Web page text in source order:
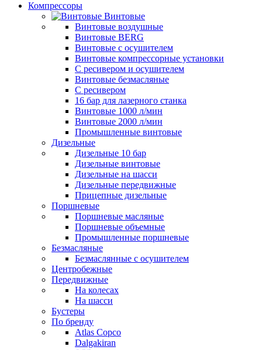
Компрессоры
Винтовые
Винтовые воздушные
Винтовые BERG
Винтовые с осушителем
Винтовые компрессорные установки
C ресивером и осушителем
Винтовые безмасляные
C ресивером
16 бар для лазерного станка
Винтовые 1000 л/мин
Винтовые 2000 л/мин
Промышленные винтовые
Дизельные
Дизельные 10 бар
Дизельные винтовые
Дизельные на шасси
Дизельные передвижные
Прицепные дизельные
Поршневые
Поршневые масляные
Поршневые объемные
Промышленные поршневые
Безмасляные
Безмаслянные с осушителем
Центробежные
Передвижные
На колесах
На шасси
Бустеры
По бренду
Atlas Copco
Dalgakiran